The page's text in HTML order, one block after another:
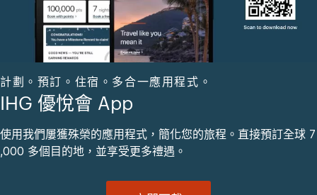
計劃。預訂。住宿。多合一應用程式。
IHG 優悅會 App
使用我們屢獲殊榮的應用程式，簡化您的旅程。直接預訂全球 7
,000 多個目的地，並享受更多禮遇。